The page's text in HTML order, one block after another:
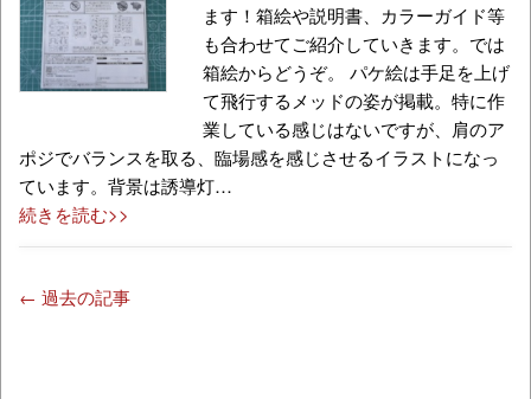
ます！箱絵や説明書、カラーガイド等
も合わせてご紹介していきます。では
箱絵からどうぞ。 パケ絵は手足を上げ
て飛行するメッドの姿が掲載。特に作
業している感じはないですが、肩のア
ポジでバランスを取る、臨場感を感じさせるイラストになっ
ています。背景は誘導灯…
続きを読む>>
← 過去の記事